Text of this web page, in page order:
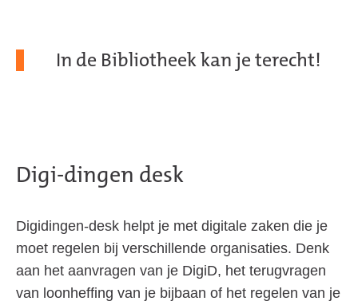
In de Bibliotheek kan je terecht!
Digi-dingen desk
Digidingen-desk helpt je met digitale zaken die je
moet regelen bij verschillende organisaties. Denk
aan het aanvragen van je DigiD, het terugvragen
van loonheffing van je bijbaan of het regelen van je